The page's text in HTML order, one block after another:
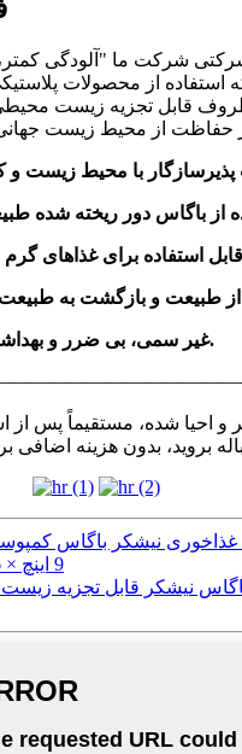
شرکت ما "آلودگی
که استفاده از محصولات
قابل تجزیه زیست محیطی
پذیرسازگار با محیط زیست و
از باگاس دور ریخته شده
قابل استفاده برای غذاهای
غیر سمی، بی ضرر و بهداشتی.
بروید، بدون هزینه اضافی
نیشکر باگاس کمپوست
9 اینچ × 6 اینچ تاشو مستطیلی
نیشکر قابل تجزیه زیست